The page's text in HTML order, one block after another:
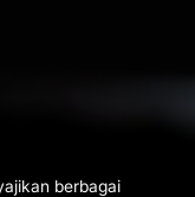
berbagai